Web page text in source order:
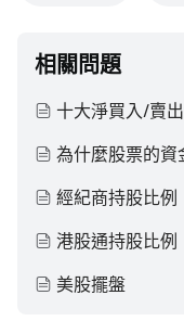
相關問題
十大淨買入/賣
為什麼股票的
經紀商持股比例
港股通持股比例
美股擺盤